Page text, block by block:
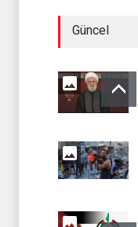
Güncel